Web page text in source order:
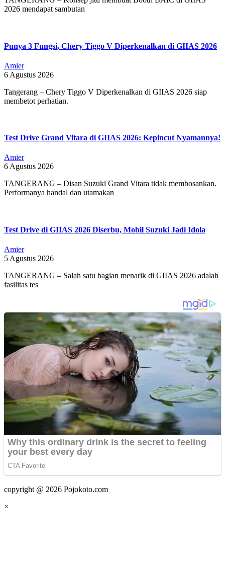
2026 mendapat sambutan
Punya 3 Fungsi, Chery Tiggo V Diperkenalkan di GIIAS 2026
Amier
6 Agustus 2026
Tangerang – Chery Tiggo V Diperkenalkan di GIIAS 2026 siap
membetot perhatian.
Test Drive Grand Vitara di GIIAS 2026: Kepincut Nyamannya!
Amier
6 Agustus 2026
TANGERANG – Disan Suzuki Grand Vitara tidak membosankan.
Performanya handal dan utamakan
Test Drive di GIIAS 2026 Diserbu, Mobil Suzuki Jadi Idola
Amier
5 Agustus 2026
TANGERANG – Salah satu bagian menarik di GIIAS 2026 adalah
fasilitas tes
copyright @ 2026 Pojokoto.com
×